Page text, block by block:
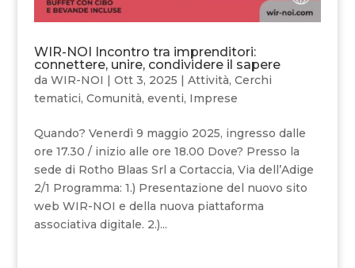
WIR-NOI Incontro tra imprenditori:
connettere, unire, condividere il sapere
da WIR-NOI | Ott 3, 2025 | Attività, Cerchi
tematici, Comunità, eventi, Imprese
Quando? Venerdì 9 maggio 2025, ingresso dalle
ore 17.30 / inizio alle ore 18.00 Dove? Presso la
sede di Rotho Blaas Srl a Cortaccia, Via dell’Adige
2/1 Programma: 1️.) Presentazione del nuovo sito
web WIR-NOI e della nuova piattaforma
associativa digitale. 2️.)...